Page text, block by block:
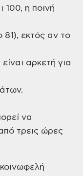
η ποινή
εκτός αν το
είναι αρκετή για
να
τρεις ώρες